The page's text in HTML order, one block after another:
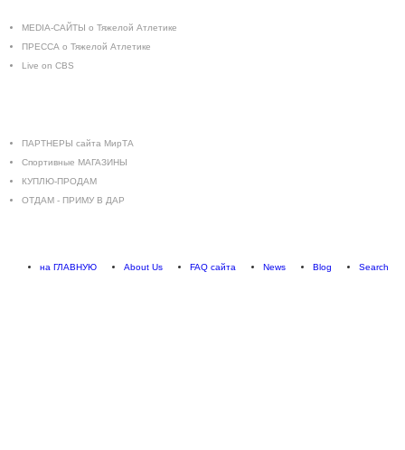
MEDIA-САЙТЫ о Тяжелой Атлетике
ПРЕССА о Тяжелой Атлетике
Live on CBS
ПАРТНЕРЫ сайта МирТА
Спортивные МАГАЗИНЫ
КУПЛЮ-ПРОДАМ
ОТДАМ - ПРИМУ В ДАР
на ГЛАВНУЮ About Us FAQ сайта News Blog Search